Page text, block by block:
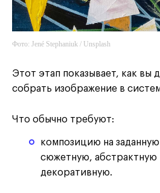
Фото: Jené Stephaniuk / Unsplash
Этот этап показывает, как вы
собрать изображение в
Что обычно требуют:
композицию на
сюжетную, абстрактную
декоративную.